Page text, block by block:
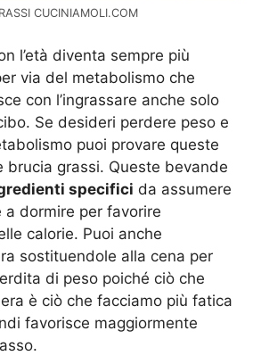
CUCINIAMOLI.COM
l’età diventa sempre più
via del metabolismo che
con l’ingrassare anche solo
Se desideri perdere peso e
puoi provare queste
brucia grassi. Queste bevande
specifici da assumere
a dormire per favorire
calorie. Puoi anche
sostituendole alla cena per
di peso poiché ciò che
è ciò che facciamo più fatica
favorisce maggiormente